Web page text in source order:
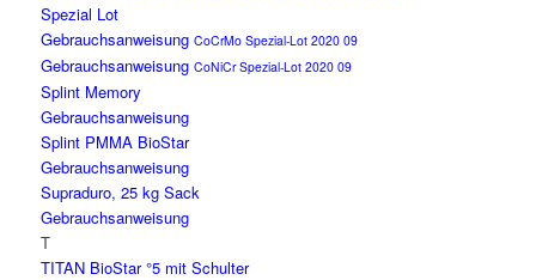
Spezial Lot
Gebrauchsanweisung CoCrMo Spezial-Lot 2020 09
Gebrauchsanweisung CoNiCr Spezial-Lot 2020 09
Splint Memory
Gebrauchsanweisung
Splint PMMA BioStar
Gebrauchsanweisung
Supraduro, 25 kg Sack
Gebrauchsanweisung
T
TITAN BioStar °5 mit Schulter